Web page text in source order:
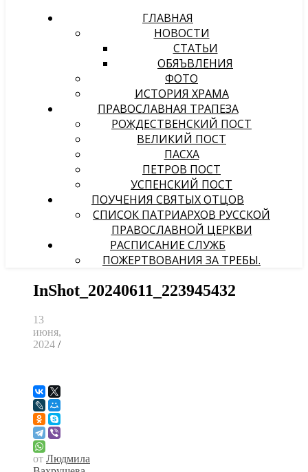
ГЛАВНАЯ
НОВОСТИ
СТАТЬИ
ОБЯЪВЛЕНИЯ
ФОТО
ИСТОРИЯ ХРАМА
ПРАВОСЛАВНАЯ ТРАПЕЗА
РОЖДЕСТВЕНСКИЙ ПОСТ
ВЕЛИКИЙ ПОСТ
ПАСХА
ПЕТРОВ ПОСТ
УСПЕНСКИЙ ПОСТ
ПОУЧЕНИЯ СВЯТЫХ ОТЦОВ
СПИСОК ПАТРИАРХОВ РУССКОЙ
ПРАВОСЛАВНОЙ ЦЕРКВИ
РАСПИСАНИЕ СЛУЖБ
ПОЖЕРТВОВАНИЯ ЗА ТРЕБЫ.
InShot_20240611_223945432
13
июня,
2024 /
от Людмила